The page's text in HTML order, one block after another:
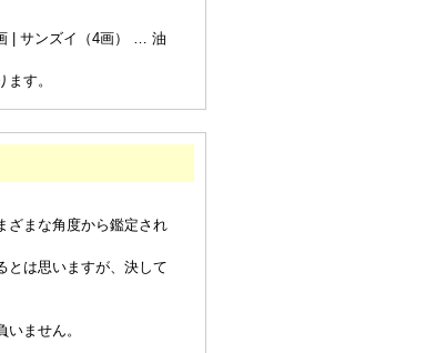
| サンズイ（4画） … 油
す。
ざまな角度から鑑定され
とは思いますが、決して
ません。